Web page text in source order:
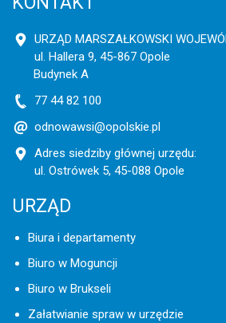
URZĄD MARSZAŁKOWSKI
ul. Hallera 9, 45-867 Opole
Budynek A
77 44 82 100
odnowawsi@opolskie.pl
Adres siedziby głównej urzędu:
ul. Ostrówek 5, 45-088 Opole
URZĄD
Biura i departamenty
Biuro w Moguncji
Biuro w Brukseli
Załatwianie spraw w urzędzie